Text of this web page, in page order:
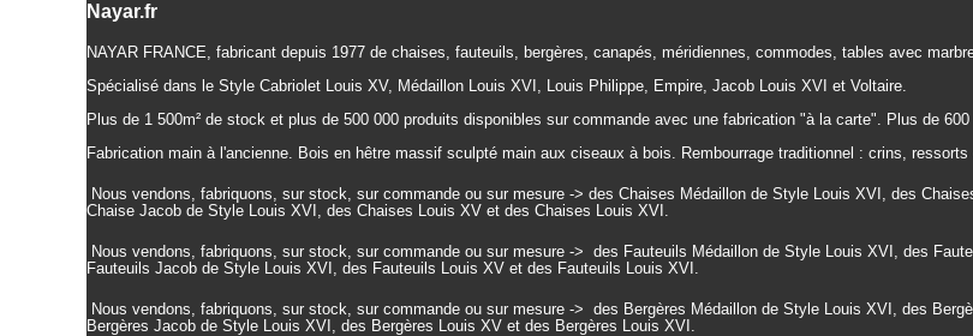
Nayar.fr
NAYAR FRANCE, fabricant depuis 1977 de chaises, fauteuils, bergères, canapés, méridiennes, commodes, tables avec
Spécialisé dans le Style Cabriolet Louis XV, Médaillon Louis XVI, Louis Philippe, Empire, Jacob Louis XVI et Voltaire.
Plus de 1 500m² de stock et plus de 500 000 produits disponibles sur commande avec une fabrication "à la carte". Plus de
Fabrication main à l'ancienne. Bois en hêtre massif sculpté main aux ciseaux à bois. Rembourrage traditionnel : crins,
Nous vendons, fabriquons, sur stock, sur commande ou sur mesure -> des Chaises Médaillon de Style Louis XVI, des
Chaise Jacob de Style Louis XVI, des Chaises Louis XV et des Chaises Louis XVI.
Nous vendons, fabriquons, sur stock, sur commande ou sur mesure -> des Fauteuils Médaillon de Style Louis XVI, des
Fauteuils Jacob de Style Louis XVI, des Fauteuils Louis XV et des Fauteuils Louis XVI.
Nous vendons, fabriquons, sur stock, sur commande ou sur mesure -> des Bergères Médaillon de Style Louis XVI, des
Bergères Jacob de Style Louis XVI, des Bergères Louis XV et des Bergères Louis XVI.